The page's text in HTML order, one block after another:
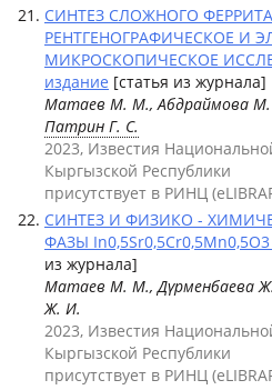
СИНТЕЗ СЛОЖНОГО ФЕРРИТА
РЕНТГЕНОГРАФИЧЕСКОЕ И
МИКРОСКОПИЧЕСКОЕ
издание [статья из журнала]
Матаев М. М., Абдраймова М.
Патрин Г. С.
2023, Известия
Кыргызской Республики
присутствует в РИНЦ
СИНТЕЗ И ФИЗИКО -
ФАЗЫ
из журнала]
Матаев М. М., Дүрменбаева
Ж. И.
2023, Известия
Кыргызской Республики
присутствует в РИНЦ